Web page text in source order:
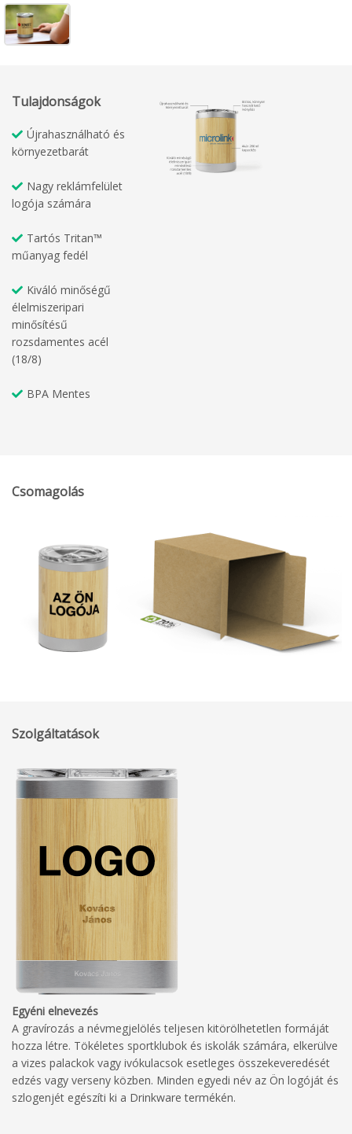
Tulajdonságok
Újrahasználható és
környezetbarát
Nagy reklámfelület
logója számára
Tartós Tritan™
műanyag fedél
Kiváló minőségű
élelmiszeripari
minősítésű
rozsdamentes acél
(18/8)
BPA Mentes
Csomagolás
Szolgáltatások
Egyéni elnevezés
A gravírozás a névmegjelölés teljesen kitörölhetetlen formáját
hozza létre. Tökéletes sportklubok és iskolák számára, elkerülve
a vizes palackok vagy ivókulacsok esetleges összekeveredését
edzés vagy verseny közben. Minden egyedi név az Ön logóját és
szlogenjét egészíti ki a Drinkware termékén.